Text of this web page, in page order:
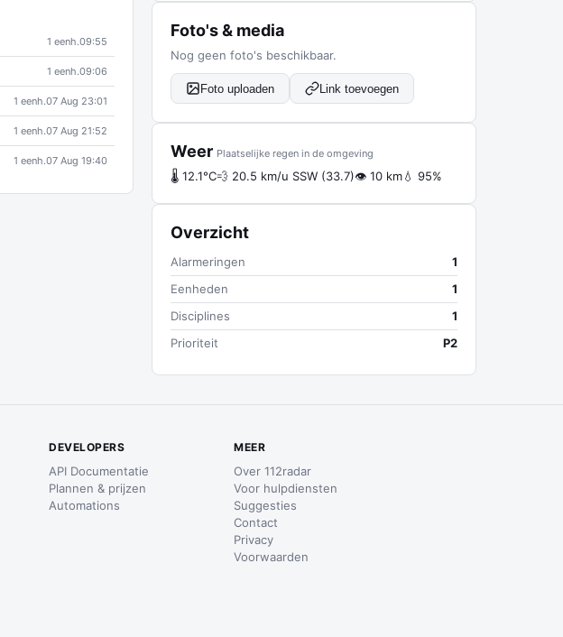
1 eenh.09:55
1 eenh.09:06
1 eenh.07 Aug 23:01
1 eenh.07 Aug 21:52
1 eenh.07 Aug 19:40
Foto's & media
Nog geen foto's beschikbaar.
Foto uploaden Link toevoegen
Weer Plaatselijke regen in de omgeving
🌡 12.1°C💨 20.5 km/u SSW (33.7)👁 10 km💧 95%
Overzicht
Alarmeringen
1
Eenheden
1
Disciplines
1
Prioriteit
P2
DEVELOPERS
API Documentatie
Plannen & prijzen
Automations
MEER
Over 112radar
Voor hulpdiensten
Suggesties
Contact
Privacy
Voorwaarden